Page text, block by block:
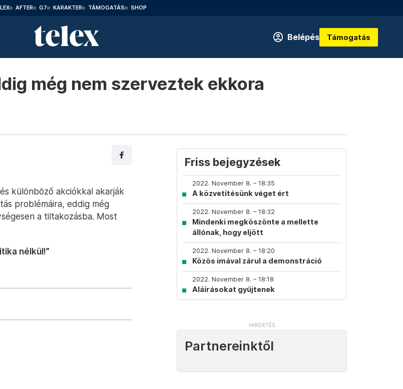
AFTER G7 KARAKTER TÁMOGATÁS SHOP
Belépés Támogatás
még nem szerveztek ekkora
és különböző akciókkal akarják
problémáira, eddig még
a tiltakozásba. Most
nélkül!”
Friss bejegyzések
2022. November 8. – 18:35
A közvetítésünk véget ért
2022. November 8. – 18:32
Mindenki megköszönte a mellette
állónak, hogy eljött
2022. November 8. – 18:20
Közös imával zárul a demonstráció
2022. November 8. – 18:18
Aláírásokat gyűjtenek
Partnereinktől